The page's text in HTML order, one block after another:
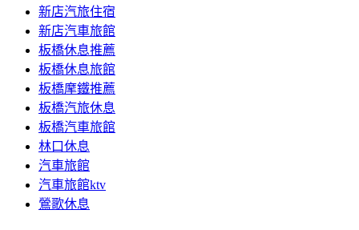
新店汽旅住宿
新店汽車旅館
板橋休息推薦
板橋休息旅館
板橋摩鐵推薦
板橋汽旅休息
板橋汽車旅館
林口休息
汽車旅館
汽車旅館ktv
鶯歌休息